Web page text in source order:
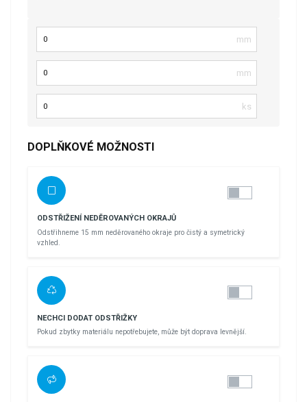
Počet kusů
DOPLŇKOVÉ MOŽNOSTI
ODSTŘIŽENÍ NEDĚROVANÝCH OKRAJŮ
Odstřihneme 15 mm neděrovaného okraje pro čistý a symetrický
vzhled.
NECHCI DODAT ODSTŘIŽKY
Pokud zbytky materiálu nepotřebujete, může být doprava levnější.